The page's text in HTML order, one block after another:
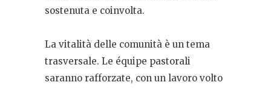
sostenuta e coinvolta.
La vitalità delle comunità è un tema
trasversale. Le équipe pastorali
saranno rafforzate, con un lavoro volto